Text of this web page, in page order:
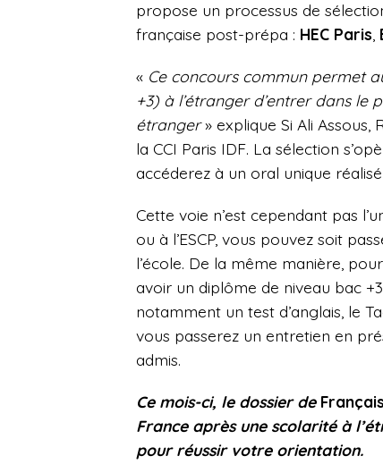
propose un processus de
française post-prépa : HEC Paris
« Ce concours commun permet
+3) à l’étranger d’entrer dans le
étranger» explique Si Ali
la CCI Paris IDF. La sélection
accéderez à un oral unique
Cette voie n’est cependant pas
ou à l’ESCP, vous pouvez soit
l’école. De la même manière,
avoir un diplôme de niveau bac
notamment un test d’anglais, le
vous passerez un entretien en
admis.
Ce mois-ci, le dossier de
France après une scolarité à
pour réussir votre orientation.